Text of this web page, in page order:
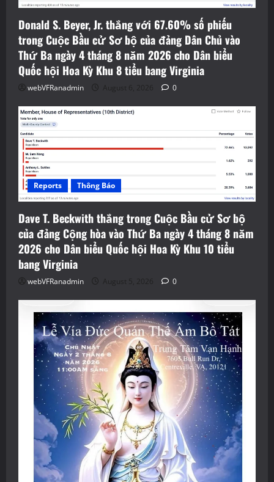
Donald S. Beyer, Jr. thắng với 67.60% số phiếu
trong Cuộc Bầu cử Sơ bộ của đảng Dân Chủ vào
Thứ Ba ngày 4 tháng 8 năm 2026 cho Dân biểu
Quốc hội Hoa Kỳ Khu 8 tiểu bang Virginia
webVFRanadmin August 6, 2026 0
Reports Thông Báo
Dave T. Beckwith thắng trong Cuộc Bầu cử Sơ bộ
của đảng Cộng hòa vào Thứ Ba ngày 4 tháng 8 năm
2026 cho Dân biểu Quốc hội Hoa Kỳ Khu 10 tiểu
bang Virginia
webVFRanadmin August 5, 2026 0